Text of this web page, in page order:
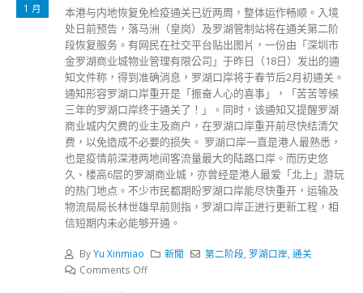
1 月
本港与内地恢复免检疫通关已近两周，整体运作畅顺。入境
处日前预告，落马洲（皇岗）及罗湖管制站将在通关第二阶
段恢复服务。有网民在社交平台贴出图片，一份由「深圳市
金罗湖商业城物业管理有限公司」于昨日（18日）发出的通
知文件称，得到准确消息，罗湖口岸将于春节后2月初通关。
通知形容罗湖口岸重开是「振奋人心的喜事」，「苦苦等候
三年的罗湖口岸终于通关了！」。同时，该通知又提醒罗湖
商业城内欠费的业主及商户，在罗湖口岸重开前尽快结清欠
费，以免造成不必要的损失。 罗湖口岸一直是港人最熟悉，
也是疫情前深港两地间客流量最大的陆路口岸。而历史悠
久、楼高6层的罗湖商业城，亦曾经是港人最爱「北上」游玩
的热门地点。不少市民都期盼罗湖口岸能尽快重开，运输及
物流局局长林世雄早前则指，罗湖口岸正进行更新工程，相
信短期内未必能够开通。
ByYu Xinmiao 新聞 第二阶段, 罗湖口岸,通关
Comments Off